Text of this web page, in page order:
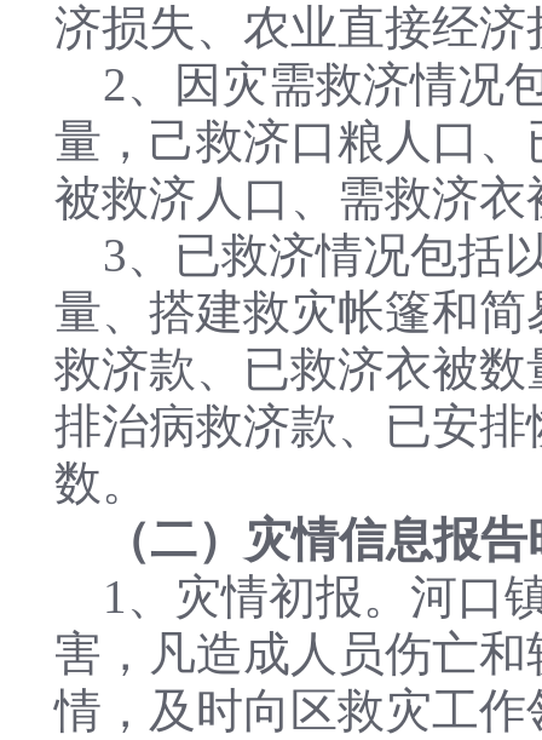
济损失、农业直接经济
2、因灾需救济情况
量，己救济口粮人口
被救济人口、需救济
3、已救济情况包括
量、搭建救灾帐篷和
救济款、已救济衣被
排治病救济款、已安
数。
（二）灾情信息报告
1、灾情初报。河口
害，凡造成人员伤亡
情，及时向区救灾工